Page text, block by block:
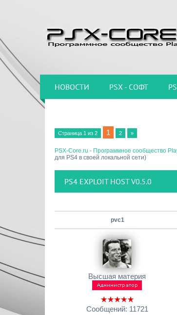
НОВОСТИ PSX - СОФТ
Страница 1 из 2 1 2 »
PSX-Core.ru - Программное сообщество
для PS4 в своей локальной сети)
PS4 EXPLOIT HOST V0.5.0
pvc1
Высшая материя
Сообщений: 11721